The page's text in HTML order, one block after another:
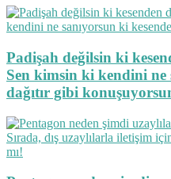
Padişah değilsin ki
Sen kimsin ki kendini ne
dağıtır gibi